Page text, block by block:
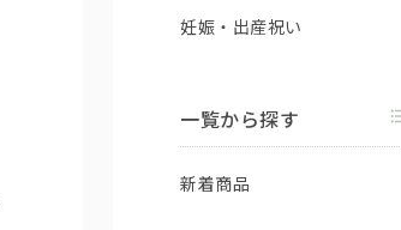
妊娠・出産祝い
一覧から探す
新着商品